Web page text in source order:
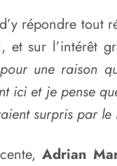
répondre tout
sur l’intérêt
une raison
et je pense
surpris par
Adrian